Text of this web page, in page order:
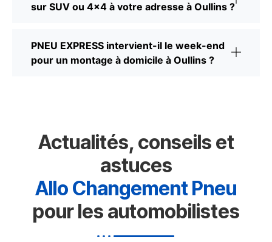
sur SUV ou 4x4 à votre adresse à Oullins ?
PNEU EXPRESS intervient-il le week-end
pour un montage à domicile à Oullins ?
Actualités, conseils et
astuces
Allo Changement Pneu
pour les automobilistes